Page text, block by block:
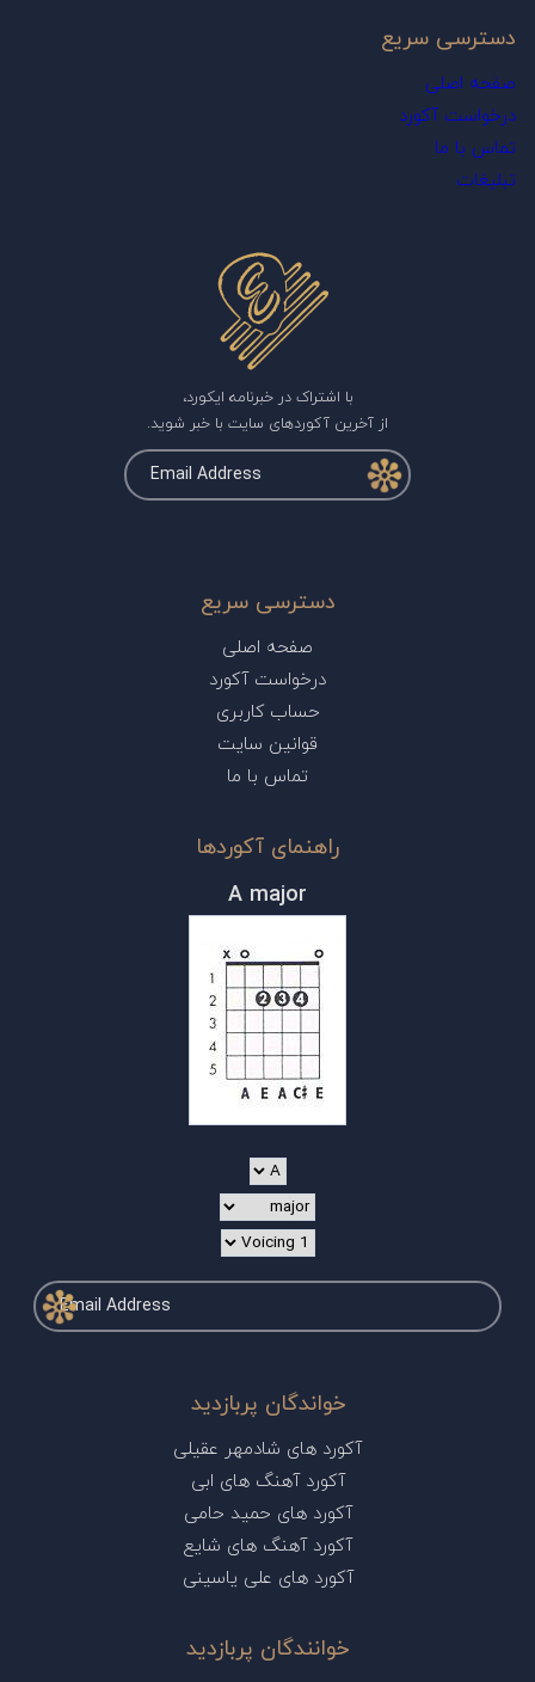
دسترسی سریع
صفحه اصلی
درخواست آکورد
تماس با ما
تبلیغات
با اشتراک در خبرنامه ایکورد،
از آخرین آکوردهای سایت با خبر شوید.
دسترسی سریع
صفحه اصلی
درخواست آکورد
حساب کاربری
قوانین سایت
تماس با ما
راهنمای آکوردها
A major
خواندگان پربازدید
آکورد های شادمهر عقیلی
آکورد آهنگ های ابی
آکورد های حمید حامی
آکورد آهنگ های شایع
آکورد های علی یاسینی
خوانندگان پربازدید